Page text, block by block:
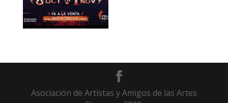
Asociación de Artistas y Amigos de las Artes